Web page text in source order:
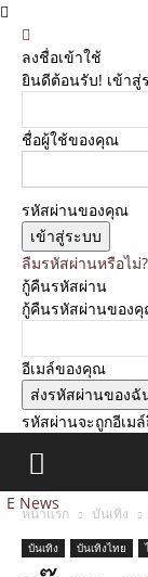
ลงชื่อเข้าใช้
ยินดีต้อนรับ! เข้า
ชื่อผู้ใช้ของคุณ
รหัสผ่านของคุณ
ลืมรหัสผ่านหรือไม่
กู้คืนรหัสผ่าน
กู้คืนรหัสผ่านของ
อีเมล์ของคุณ
รหัสผ่านจะถูกอีเม
E News
หน้าแรก บันเทิง
บันเทิง บันเทิงไทย